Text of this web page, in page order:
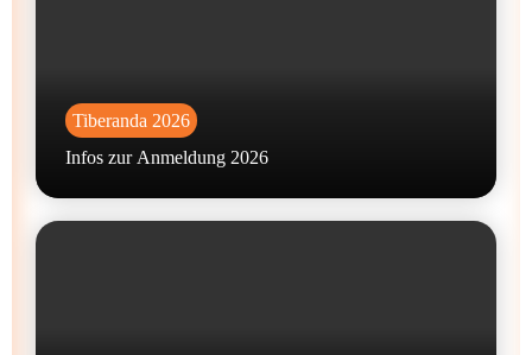
Tiberanda 2026
Infos zur Anmeldung 2026